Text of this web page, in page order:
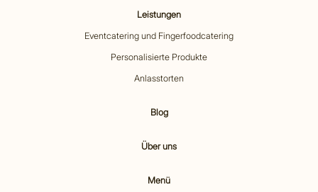
Leistungen
Eventcatering und Fingerfoodcatering
Personalisierte Produkte
Anlasstorten
Blog
Über uns
Menü